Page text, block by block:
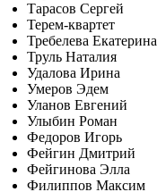
Тарасов Сергей
Терем-квартет
Требелева Екатерина
Труль Наталия
Удалова Ирина
Умеров Эдем
Уланов Евгений
Улыбин Роман
Федоров Игорь
Фейгин Дмитрий
Фейгинова Элла
Филиппов Максим